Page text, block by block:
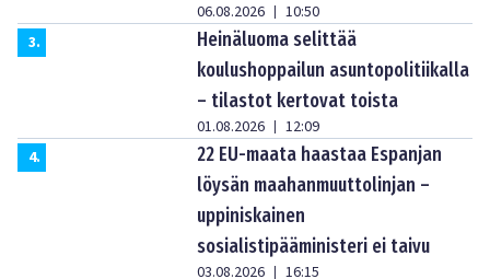
06.08.2026 | 10:50
3.
Heinäluoma selittää
koulushoppailun asuntopolitiikalla
– tilastot kertovat toista
01.08.2026 | 12:09
4.
22 EU-maata haastaa Espanjan
löysän maahanmuuttolinjan –
uppiniskainen
sosialistipääministeri ei taivu
03.08.2026 | 16:15